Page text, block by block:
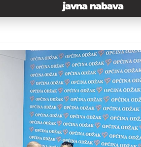
javna nabava